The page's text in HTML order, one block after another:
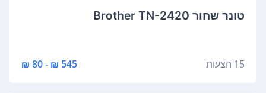
‏טונר ‏שחור Brother TN-2420
15 הצעות 545 ₪ - 80 ₪